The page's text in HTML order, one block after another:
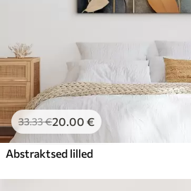
33.33€20.00 €
Abstraktsed lilled